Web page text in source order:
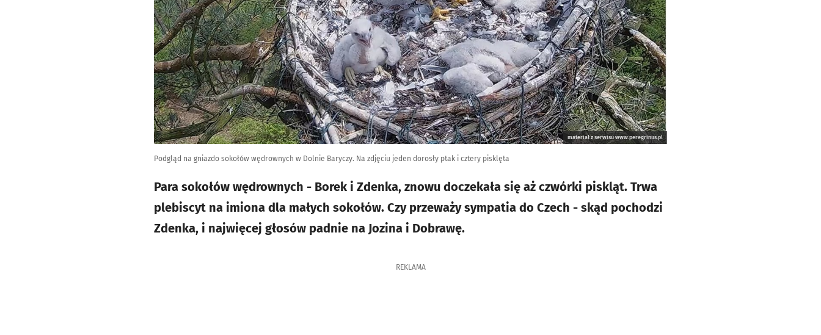
materiał z serwisu www.peregrinus.pl
Podgląd na gniazdo sokołów wędrownych w Dolnie Baryczy. Na zdjęciu jeden dorosły ptak i cztery pisklęta
Para sokołów wędrownych - Borek i Zdenka, znowu doczekała się aż czwórki piskląt. Trwa
plebiscyt na imiona dla małych sokołów. Czy przeważy sympatia do Czech - skąd pochodzi
Zdenka, i najwięcej głosów padnie na Jozina i Dobrawę.
REKLAMA